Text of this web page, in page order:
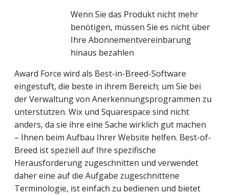
Wenn Sie das Produkt nicht mehr
benötigen, müssen Sie es nicht über
Ihre Abonnementvereinbarung
hinaus bezahlen
Award Force wird als Best-in-Breed-Software
eingestuft, die beste in ihrem Bereich; um Sie bei
der Verwaltung von Anerkennungsprogrammen zu
unterstützen. Wix und Squarespace sind nicht
anders, da sie ihre eine Sache wirklich gut machen
– Ihnen beim Aufbau Ihrer Website helfen. Best-of-
Breed ist speziell auf Ihre spezifische
Herausforderung zugeschnitten und verwendet
daher eine auf die Aufgabe zugeschnittene
Terminologie, ist einfach zu bedienen und bietet